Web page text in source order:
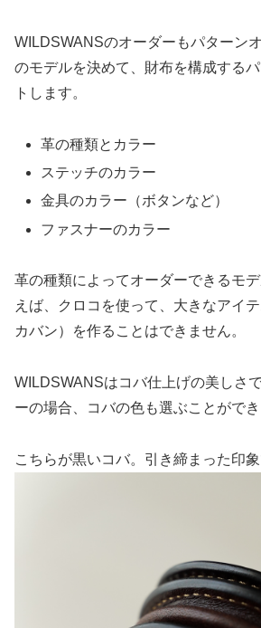
WILDSWANSのオーダーもパターン
のモデルを決めて、財布を構成する
トします。
革の種類とカラー
ステッチのカラー
金具のカラー（ボタンなど）
ファスナーのカラー
革の種類によってオーダーできるモ
えば、クロコを使って、大きなアイ
カバン）を作ることはできません。
WILDSWANSはコバ仕上げの美しさ
ーの場合、コバの色も選ぶことができ
こちらが黒いコバ。引き締まった印象